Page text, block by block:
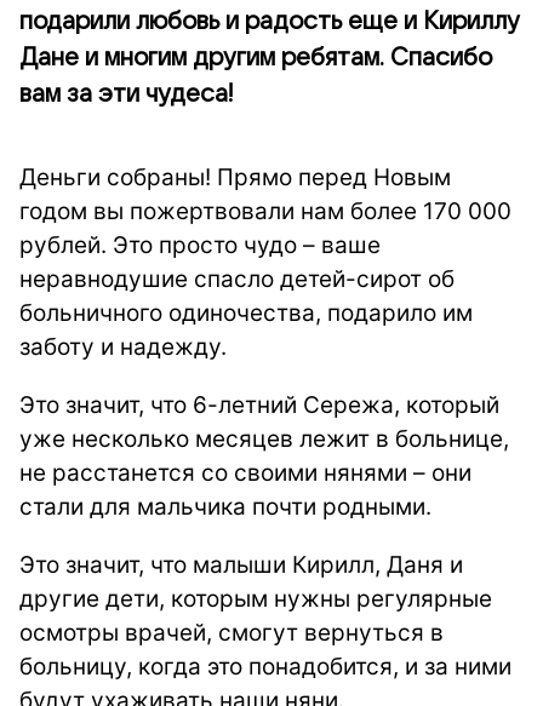
подарили любовь и радость еще и Кириллу
Дане и многим другим ребятам. Спасибо
вам за эти чудеса!
Деньги собраны! Прямо перед Новым
годом вы пожертвовали нам более 170 000
рублей. Это просто чудо – ваше
неравнодушие спасло детей-сирот об
больничного одиночества, подарило им
заботу и надежду.
Это значит, что 6-летний Сережа, который
уже несколько месяцев лежит в больнице,
не расстанется со своими нянями – они
стали для мальчика почти родными.
Это значит, что малыши Кирилл, Даня и
другие дети, которым нужны регулярные
осмотры врачей, смогут вернуться в
больницу, когда это понадобится, и за ними